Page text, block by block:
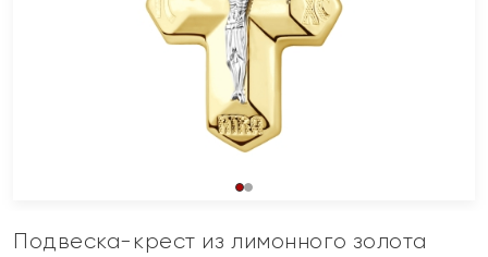
Подвеска-крест из лимонного золота